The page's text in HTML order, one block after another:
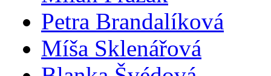
Petra Brandalíková
Míša Sklenářová